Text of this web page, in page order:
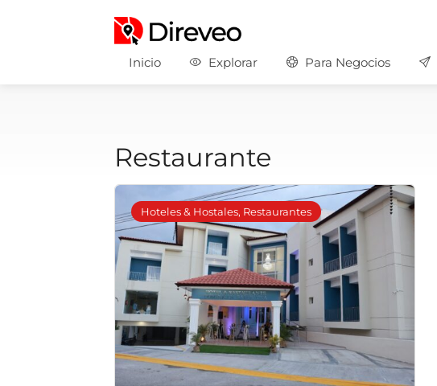
Inicio Explorar Para Negocios
Restaurante
Hoteles & Hostales, Restaurantes